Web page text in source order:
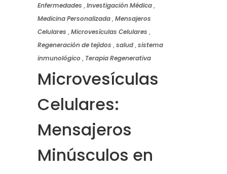
Enfermedades ,Investigación Médica,
Medicina Personalizada,Mensajeros
Celulares ,Microvesículas Celulares ,
Regeneración de tejidos ,salud,sistema
inmunológico, Terapia Regenerativa
Microvesículas
Celulares:
Mensajeros
Minúsculos en